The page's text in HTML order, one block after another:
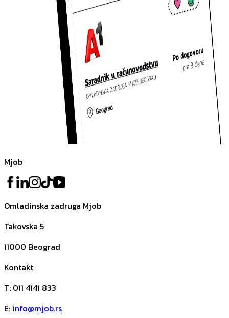
Mjob
Omladinska zadruga Mjob
Takovska 5
11000 Beograd
Kontakt
T: 011 4141 833
E: info@mjob.rs